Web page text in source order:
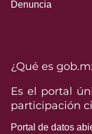
Denuncia
¿Qué es
Es el portal
participación
Portal de datos